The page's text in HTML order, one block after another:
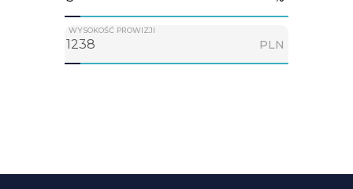
WYSOKOŚĆ PROWIZJI
PLN